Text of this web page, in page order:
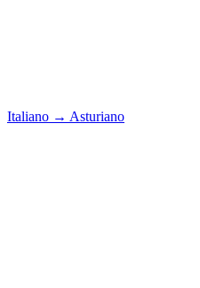
Italiano → Asturiano